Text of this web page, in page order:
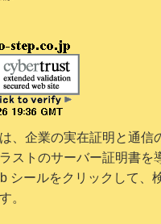
、企業の実在証明と通信
ストのサーバー証明書を
シールをクリックして、
。